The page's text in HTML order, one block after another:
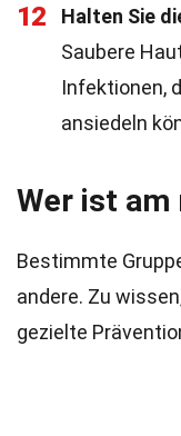
12
Halten Sie
Saubere
Infektionen,
ansiedeln
Wer ist am
Bestimmte
andere. Zu
gezielte